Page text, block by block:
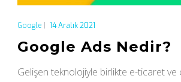
Google 14 Aralık 2021
Google Ads Nedir?
Gelişen teknolojiyle birlikte e-ticaret ve